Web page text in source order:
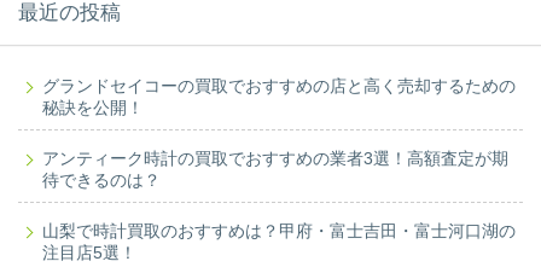
最近の投稿
グランドセイコーの買取でおすすめの店と高く売却するための
秘訣を公開！
アンティーク時計の買取でおすすめの業者3選！高額査定が期
待できるのは？
山梨で時計買取のおすすめは？甲府・富士吉田・富士河口湖の
注目店5選！